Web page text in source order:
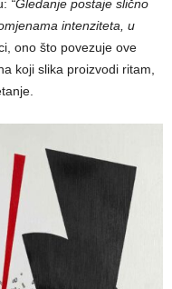
“Gledanje postaje slično
intenziteta, u
ono što povezuje ove
koji slika proizvodi ritam,